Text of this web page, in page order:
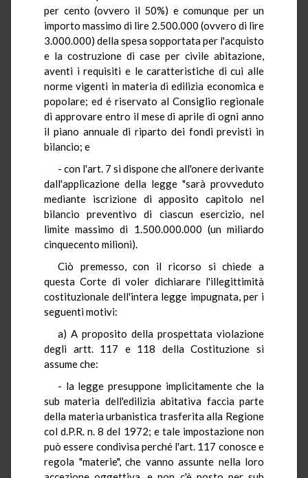
per cento (ovvero il 50%) e comunque per un
importo massimo di lire 2.500.000 (ovvero di lire
3.000.000) della spesa sopportata per l'acquisto
e la costruzione di case per civile abitazione,
aventi i requisiti e le caratteristiche di cui alle
norme vigenti in materia di edilizia economica e
popolare; ed é riservato al Consiglio regionale
di approvare entro il mese di aprile di ogni anno
il piano annuale di riparto dei fondi previsti in
bilancio; e
- con l'art. 7 si dispone che all'onere derivante
dall'applicazione della legge "sarà provveduto
mediante iscrizione di apposito capitolo nel
bilancio preventivo di ciascun esercizio, nel
limite massimo di 1.500.000.000 (un miliardo
cinquecento milioni).
Ciò premesso, con il ricorso si chiede a
questa Corte di voler dichiarare l'illegittimità
costituzionale dell'intera legge impugnata, per i
seguenti motivi:
a) A proposito della prospettata violazione
degli artt. 117 e 118 della Costituzione si
assume che:
- la legge presuppone implicitamente che la
sub materia dell'edilizia abitativa faccia parte
della materia urbanistica trasferita alla Regione
col d.P.R. n. 8 del 1972; e tale impostazione non
può essere condivisa perché l'art. 117 conosce e
regola "materie", che vanno assunte nella loro